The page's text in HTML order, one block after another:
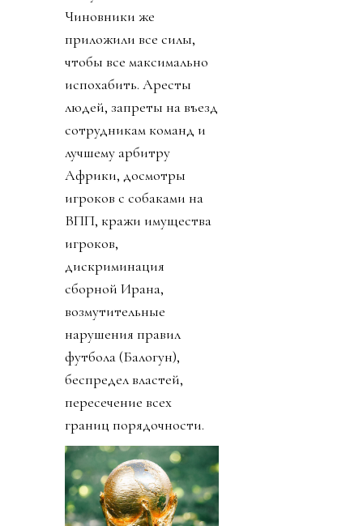
Чиновники же
приложили все силы,
чтобы все максимально
испохабить. Аресты
людей, запреты на въезд
сотрудникам команд и
лучшему арбитру
Африки, досмотры
игроков с собаками на
ВПП, кражи имущества
игроков,
дискриминация
сборной Ирана,
возмутительные
нарушения правил
футбола (Балогун),
беспредел властей,
пересечение всех
границ порядочности.